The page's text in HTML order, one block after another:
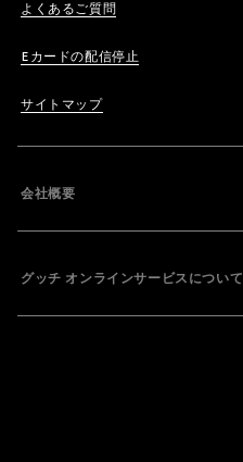
よくあるご質問
Eカードの配信停止
サイトマップ
会社概要
グッチ オンラインサービスについて